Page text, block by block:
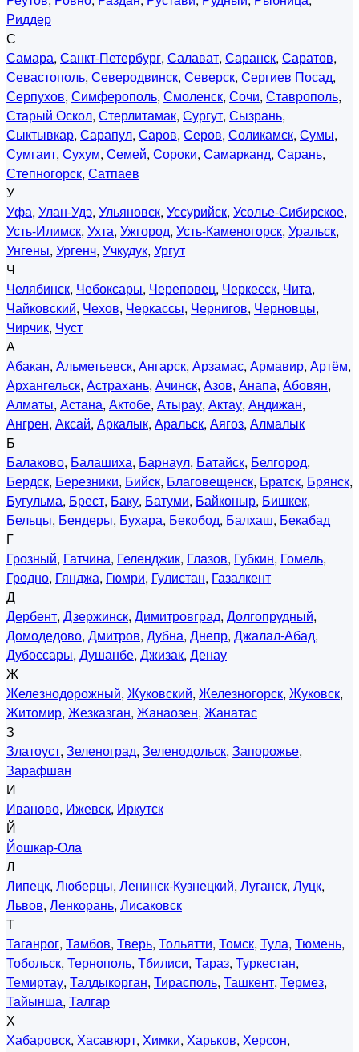
Риддер
С
Самара, Санкт-Петербург, Салават, Саранск, Саратов,
Севастополь, Северодвинск, Северск, Сергиев Посад,
Серпухов, Симферополь, Смоленск, Сочи, Ставрополь,
Старый Оскол, Стерлитамак, Сургут, Сызрань,
Сыктывкар, Сарапул, Саров, Серов, Соликамск, Сумы,
Сумгаит, Сухум, Семей, Сороки, Самарканд, Сарань,
Степногорск, Сатпаев
У
Уфа, Улан-Удэ, Ульяновск, Уссурийск, Усолье-Сибирское,
Усть-Илимск, Ухта, Ужгород, Усть-Каменогорск, Уральск,
Унгены, Ургенч, Учкудук, Ургут
Ч
Челябинск, Чебоксары, Череповец, Черкесск, Чита,
Чайковский, Чехов, Черкассы, Чернигов, Черновцы,
Чирчик, Чуст
А
Абакан, Альметьевск, Ангарск, Арзамас, Армавир, Артём,
Архангельск, Астрахань, Ачинск, Азов, Анапа, Абовян,
Алматы, Астана, Актобе, Атырау, Актау, Андижан,
Ангрен, Аксай, Аркалык, Аральск, Аягоз, Алмалык
Б
Балаково, Балашиха, Барнаул, Батайск, Белгород,
Бердск, Березники, Бийск, Благовещенск, Братск, Брянск,
Бугульма, Брест, Баку, Батуми, Байконыр, Бишкек,
Бельцы, Бендеры, Бухара, Бекобод, Балхаш, Бекабад
Г
Грозный, Гатчина, Геленджик, Глазов, Губкин, Гомель,
Гродно, Гянджа, Гюмри, Гулистан, Газалкент
Д
Дербент, Дзержинск, Димитровград, Долгопрудный,
Домодедово, Дмитров, Дубна, Днепр, Джалал-Абад,
Дубоссары, Душанбе, Джизак, Денау
Ж
Железнодорожный, Жуковский, Железногорск, Жуковск,
Житомир, Жезказган, Жанаозен, Жанатас
З
Златоуст, Зеленоград, Зеленодольск, Запорожье,
Зарафшан
И
Иваново, Ижевск, Иркутск
Й
Йошкар-Ола
Л
Липецк, Люберцы, Ленинск-Кузнецкий, Луганск, Луцк,
Львов, Ленкорань, Лисаковск
Т
Таганрог, Тамбов, Тверь, Тольятти, Томск, Тула, Тюмень,
Тобольск, Тернополь, Тбилиси, Тараз, Туркестан,
Темиртау, Талдыкорган, Тирасполь, Ташкент, Термез,
Тайынша, Талгар
Х
Хабаровск, Хасавюрт, Химки, Харьков, Херсон,